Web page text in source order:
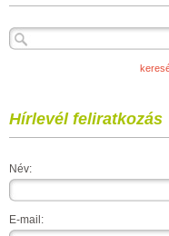
Hírlevél feliratkozás
Név:
E-mail: